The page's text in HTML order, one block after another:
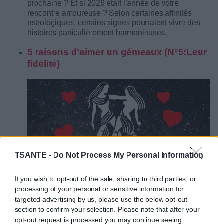
TSANTE - Do Not Process My Personal Information
If you wish to opt-out of the sale, sharing to third parties, or
processing of your personal or sensitive information for
targeted advertising by us, please use the below opt-out
section to confirm your selection. Please note that after your
opt-out request is processed you may continue seeing
prochaine ? Et si 2026 était l’année de votre
rencontre amoureuse ? Selon certaines affinités
astrologiques, certains signes pourraient vivre des
histoires particulièrement harmonieuses.
5 raisons d’aimer un gémeaux (N°5:Leur
fidélité)
En tant que signe astrologique, les gémeaux sont
surtout connus pour leur intelligence et leur esprit
actif. Ils aiment penser, ils aiment apprendre et ils
n’arrêtent jamais de s’interroger sur les possibilités